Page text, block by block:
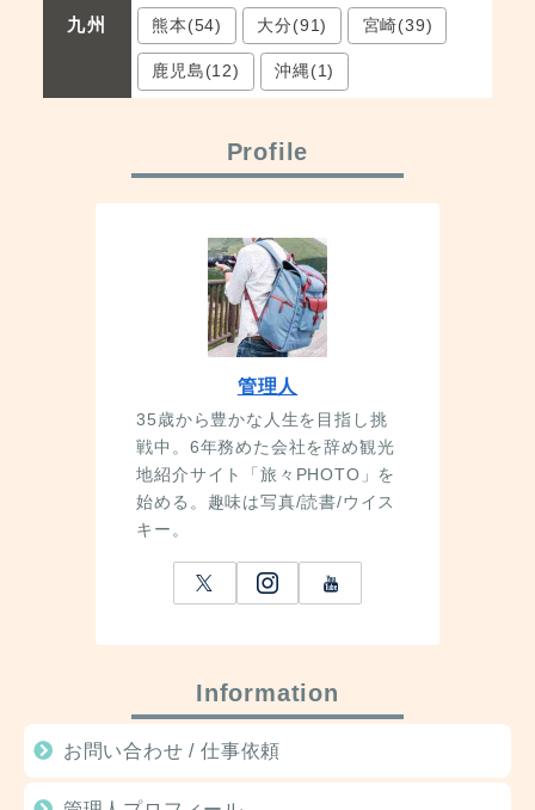
九州 熊本(54) 大分(91) 宮崎(39)
鹿児島(12) 沖縄(1)
Profile
管理人
35歳から豊かな人生を目指し挑
戦中。6年務めた会社を辞め観光
地紹介サイト「旅々PHOTO」を
始める。趣味は写真/読書/ウイス
キー。
Information
お問い合わせ / 仕事依頼